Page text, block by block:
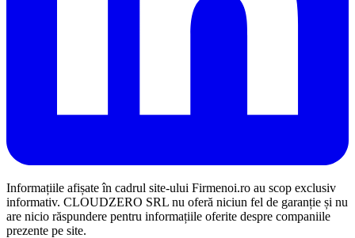
Informațiile afișate în cadrul site-ului Firmenoi.ro au scop exclusiv
informativ. CLOUDZERO SRL nu oferă niciun fel de garanție și nu
are nicio răspundere pentru informațiile oferite despre companiile
prezente pe site.